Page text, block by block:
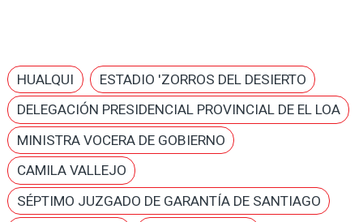
HUALQUI
ESTADIO 'ZORROS DEL DESIERTO
DELEGACIÓN PRESIDENCIAL PROVINCIAL DE EL LOA
MINISTRA VOCERA DE GOBIERNO
CAMILA VALLEJO
SÉPTIMO JUZGADO DE GARANTÍA DE SANTIAGO